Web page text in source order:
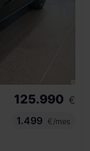
125.990 €
1.499
€/mes